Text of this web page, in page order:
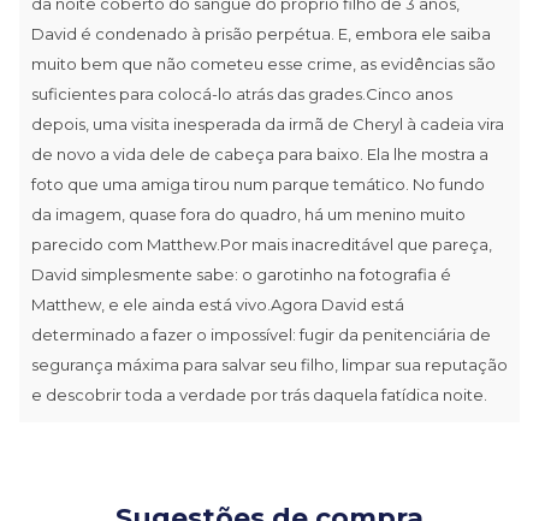
David é condenado à prisão perpétua. E, embora ele saiba
muito bem que não cometeu esse crime, as evidências são
suficientes para colocá-lo atrás das grades.Cinco anos
depois, uma visita inesperada da irmã de Cheryl à cadeia vira
de novo a vida dele de cabeça para baixo. Ela lhe mostra a
foto que uma amiga tirou num parque temático. No fundo
da imagem, quase fora do quadro, há um menino muito
parecido com Matthew.Por mais inacreditável que pareça,
David simplesmente sabe: o garotinho na fotografia é
Matthew, e ele ainda está vivo.Agora David está
determinado a fazer o impossível: fugir da penitenciária de
segurança máxima para salvar seu filho, limpar sua reputação
e descobrir toda a verdade por trás daquela fatídica noite.